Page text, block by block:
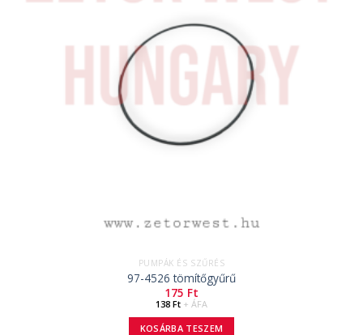
PUMPÁK ÉS SZŰRÉS
97-4526 tömítőgyűrű
175 Ft
138 Ft + ÁFA
KOSÁRBA TESZEM